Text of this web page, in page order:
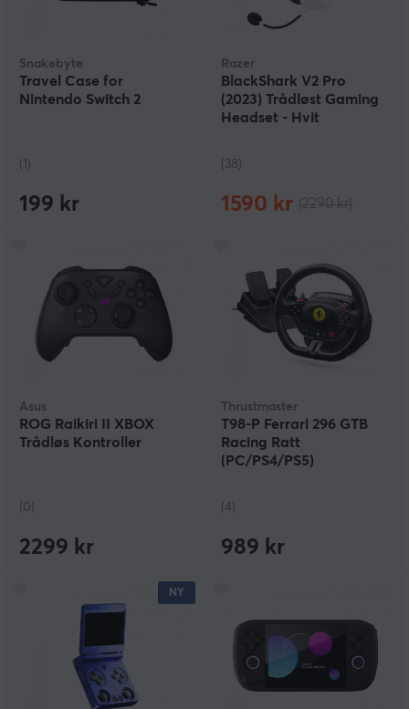
Snakebyte
Travel Case for
Nintendo Switch 2
(1)
199 kr
Razer
BlackShark V2 Pro
(2023) Trådløst Gaming
Headset - Hvit
(38)
1590 kr
Asus
ROG Raikiri II XBOX
Trådløs Kontroller
(0)
2299 kr
Thrustmaster
T98-P Ferrari 296 GTB
Racing Ratt
(PC/PS4/PS5)
(4)
989 kr
NY